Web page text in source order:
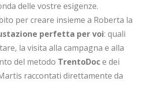
delle vostre esigenze.
per creare insieme a Roberta la
perfetta per voi: quali
la visita alla campagna e alla
del metodo TrentoDoce dei
raccontati direttamente da